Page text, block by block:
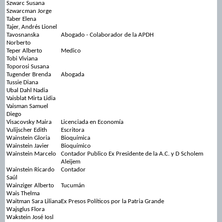
Szwarc Susana
Szwarcman Jorge
Taber Elena
Tajer, Andrés Lionel
Tavosnanska
Norberto
Abogado - Colaborador de la APDH
Teper Alberto
Medico
Tobi Viviana
Toporosi Susana
Tugender Brenda
Abogada
Tussie Diana
Ubal Dahl Nadia
Vaisblat Mirta Lidia
Vaisman Samuel
Diego
Visacovsky Maira
Licenciada en Economía
Vulijscher Edith
Escritora
Wainstein Gloria
Bioquímica
Wainstein Javier
Bioquímico
Wainstein Marcelo
Contador Publico Ex Presidente de la A.C. y D Scholem
Aleijem
Wainstein Ricardo
Saúl
Contador
Wainziger Alberto
Tucumán
Wais Thelma
Waitman Sara LilianaEx Presos Políticos por la Patria Grande
Wajsglus Flora
Wakstein José Iosl